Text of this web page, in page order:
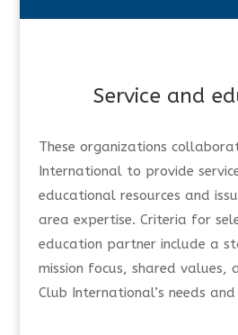
Service and
These organizations
International to provide
educational resources and
area expertise. Criteria for
education partner include a
mission focus, shared values,
Club International’s needs